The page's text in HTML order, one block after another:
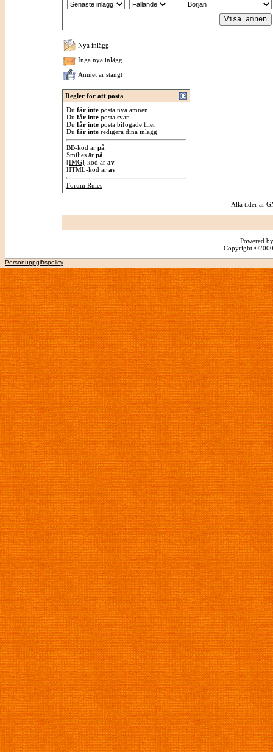
Nya inlägg
Inga nya inlägg
Ämnet är stängt
Regler för att posta
Du får inteposta nya ämnen
Du får inteposta svar
Du får inteposta bifogade filer
Du får interedigera dina inlägg
BB-kod är på
Smiliesär på
[IMG]-kod är av
HTML-kod är av
Forum Rules
Alla tider är
Powered
Copyright
Personuppgiftspolicy